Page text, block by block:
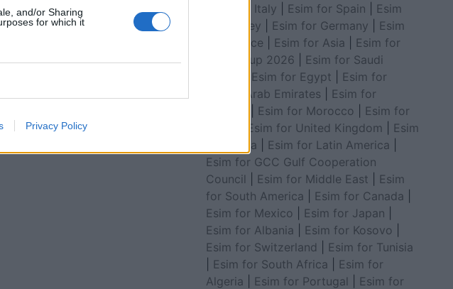
and/or Sharing
for which it
Privacy Policy
Esim for Italy
Esim for Spain
Esim
for Turkey
Esim for Germany
Esim
for Greece
Esim for Asia
Esim for
World Cup 2026
Esim for Saudi
Esim for Egypt
Esim for
United Arab Emirates
Esim for
Esim for Morocco
Esim for
Esim for United Kingdom
Esim
for Africa
Esim for Latin America
Esim for GCC Gulf Cooperation
Council
Esim for Middle East
Esim
for South America
Esim for Canada
Esim for Mexico
Esim for Japan
Esim for Albania
Esim for Kosovo
Esim for Switzerland
Esim for Tunisia
Esim for South Africa
Esim for
Algeria
Esim for Portugal
Esim for